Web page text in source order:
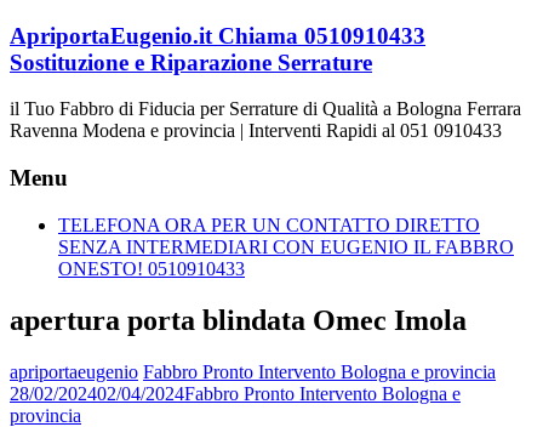
Vai
al
contenuto
ApriportaEugenio.it Chiama 0510910433
Sostituzione e Riparazione Serrature
il Tuo Fabbro di Fiducia per Serrature di Qualità a Bologna Ferrara
Ravenna Modena e provincia | Interventi Rapidi al 051 0910433
Menu
TELEFONA ORA PER UN CONTATTO DIRETTO
SENZA INTERMEDIARI CON EUGENIO IL FABBRO
ONESTO! 0510910433
apertura porta blindata Omec Imola
apriportaeugenio Fabbro Pronto Intervento Bologna e provincia
28/02/202402/04/2024Fabbro Pronto Intervento Bologna e
provincia